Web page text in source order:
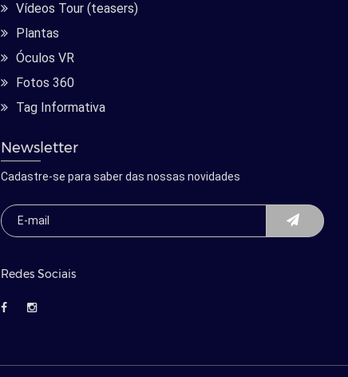
Vídeos Tour (teasers)
Plantas
Óculos VR
Fotos 360
Tag Informativa
Newsletter
Cadastre-se para saber das nossas novidades
Redes Sociais